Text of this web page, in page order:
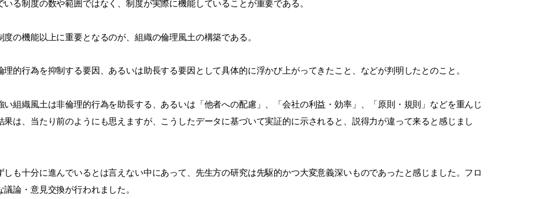
いる制度の数や範囲ではなく、制度が実際に機能していることが重要である。
の機能以上に重要となるのが、組織の倫理風土の構築である。
理的行為を抑制する要因、あるいは助長する要因として具体的に浮かび上がってきたこと、などが判明したとのこと。
組織風土は非倫理的行為を助長する、あるいは「他者への配慮」、「会社の利益・効率」、「原則・規則」などを重んじ
は、当たり前のようにも思えますが、こうしたデータに基づいて実証的に示されると、説得力が違って来ると感じまし
も十分に進んでいるとは言えない中にあって、先生方の研究は先駆的かつ大変意義深いものであったと感じました。フロ
論・意見交換が行われました。